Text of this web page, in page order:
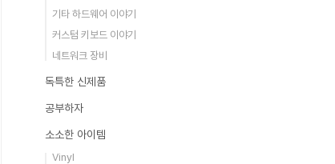
기타 하드웨어 이야기
커스텀 키보드 이야기
네트워크 장비
독특한 신제품
공부하자
소소한 아이템
Vinyl